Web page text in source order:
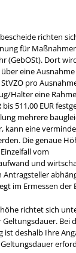
richten
für
(GebOSt). Dort
eine
pro
Halter eine
bis 511,00 EUR
mehrere
kann eine
Die genaue
vom
und
Antragsteller
im Ermessen der
richtet sich
Geltungsdauer. Bei
ist deshalb Ihre